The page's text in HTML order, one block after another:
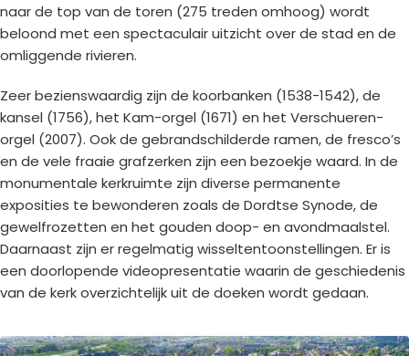
naar de top van de toren (275 treden omhoog) wordt
beloond met een spectaculair uitzicht over de stad en de
omliggende rivieren.
Zeer bezienswaardig zijn de koorbanken (1538-1542), de
kansel (1756), het Kam-orgel (1671) en het Verschueren-
orgel (2007). Ook de gebrandschilderde ramen, de fresco’s
en de vele fraaie grafzerken zijn een bezoekje waard. In de
monumentale kerkruimte zijn diverse permanente
exposities te bewonderen zoals de Dordtse Synode, de
gewelfrozetten en het gouden doop- en avondmaalstel.
Daarnaast zijn er regelmatig wisseltentoonstellingen. Er is
een doorlopende videopresentatie waarin de geschiedenis
van de kerk overzichtelijk uit de doeken wordt gedaan.